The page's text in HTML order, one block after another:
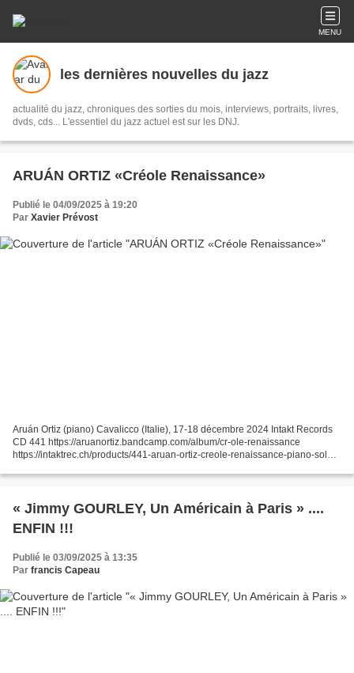
MENU
les dernières nouvelles du jazz
actualité du jazz, chroniques des sorties du mois, interviews, portraits, livres,
dvds, cds... L'essentiel du jazz actuel est sur les DNJ.
ARUÁN ORTIZ «Créole Renaissance»
Publié le 04/09/2025 à 19:20
Par Xavier Prévost
Aruán Ortiz (piano) Cavalicco (Italie), 17-18 décembre 2024 Intakt Records
CD 441 https://aruanortiz.bandcamp.com/album/cr-ole-renaissance
https://intaktrec.ch/products/441-aruan-ortiz-creole-renaissance-piano-solo
« Jimmy GOURLEY, Un Américain à Paris » ....
ENFIN !!!
Publié le 03/09/2025 à 13:35
Par francis Capeau